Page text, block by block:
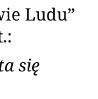
Ludu”
się